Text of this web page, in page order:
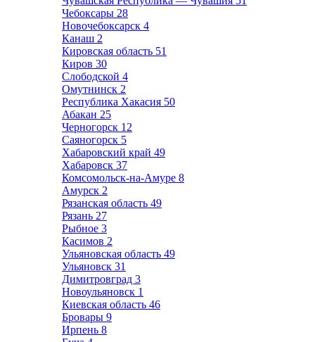
Чебоксары 28
Новочебоксарск 4
Канаш 2
Кировская область 51
Киров 30
Слободской 4
Омутнинск 2
Республика Хакасия 50
Абакан 25
Черногорск 12
Саяногорск 5
Хабаровский край 49
Хабаровск 37
Комсомольск-на-Амуре 8
Амурск 2
Рязанская область 49
Рязань 27
Рыбное 3
Касимов 2
Ульяновская область 49
Ульяновск 31
Димитровград 3
Новоульяновск 1
Киевская область 46
Бровары 9
Ирпень 8